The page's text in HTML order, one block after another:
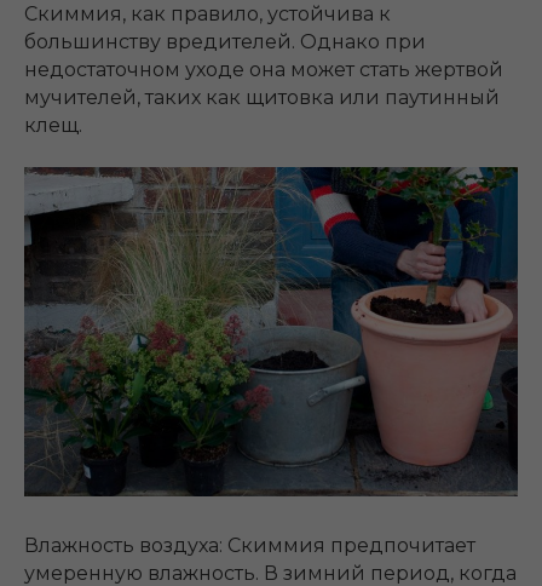
Скиммия, как правило, устойчива к
большинству вредителей. Однако при
недостаточном уходе она может стать жертвой
мучителей, таких как щитовка или паутинный
клещ.
Влажность воздуха: Скиммия предпочитает
умеренную влажность. В зимний период, когда